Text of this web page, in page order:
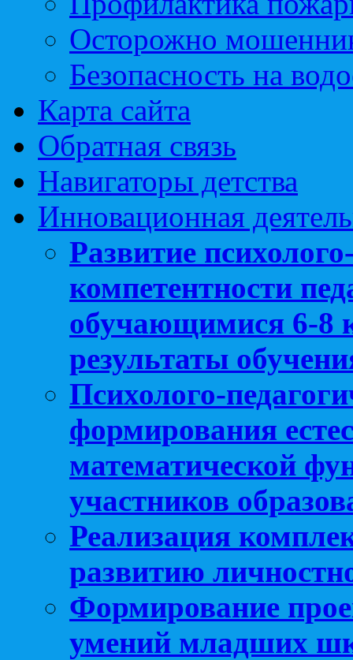
Осторожно
Безопасность на
Карта сайта
Обратная связь
Навигаторы детства
Инновационная
Развитие
компетентности
обучающимися 6-8
результаты
Психолого-
формирования
математической
участников
Реализация
развитию
Формирование
умений младших